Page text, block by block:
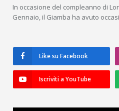
In occasione del compleanno di
Gennaio, il Giamba ha avuto
Like su Facebook
Iscriviti a YouTube